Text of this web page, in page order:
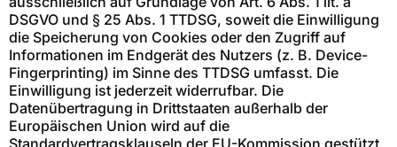
DSGVO und § 25 Abs. 1 TTDSG, soweit die Einwilligung
die Speicherung von Cookies oder den Zugriff auf
Informationen im Endgerät des Nutzers (z. B. Device-
Fingerprinting) im Sinne des TTDSG umfasst. Die
Einwilligung ist jederzeit widerrufbar. Die
Datenübertragung in Drittstaaten außerhalb der
Europäischen Union wird auf die
Standardvertragsklauseln der EU-Kommission gestützt.